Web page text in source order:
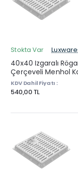
Stokta Var
40x40 Izgaralı
Çerçeveli Menhol
KDV Dahil Fiyatı :
540,00 TL